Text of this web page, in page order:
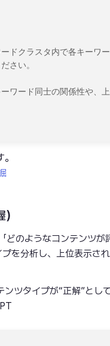
ドクラスタ内で各キーワ
さい。
ワード同士の関係性や、
のようなコンテンツが
を分析し、上位表示さ
ツタイプが“正解”とし